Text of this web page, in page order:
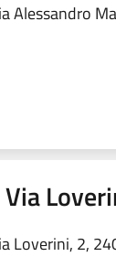
Alessandro
Loverini, 2,